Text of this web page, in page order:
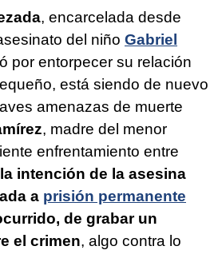
, encarcelada desde
del niño Gabriel
por entorpecer su relación
está siendo de nuevo
amenazas de muerte
, madre del menor
enfrentamiento entre
la intención de la asesina
a prisión permanente
de grabar un
el crimen, algo contra lo